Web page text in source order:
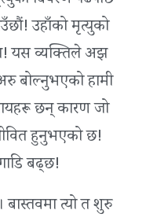
उहाँको मृत्युको
यस व्यक्तिले अझ
बोल्नुभएको हामी
छन् कारण जो
हुनुभएको छ!
बढ्छ!
बास्तवमा त्यो त शुरु